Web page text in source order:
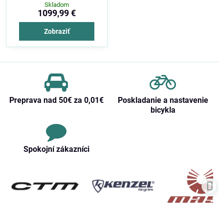
Skladom
1099,99 €
Zobraziť
Preprava nad 50€ za 0,01€
Poskladanie a nastavenie
bicykla
Spokojní zákazníci